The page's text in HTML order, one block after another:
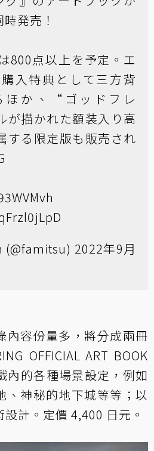
発売！
800点以上を予定。エ
入特典として三方背
ほか、“ゴッドフレ
描かれた額装入り高
する限定版も販売され
2022年9月
內容份量多，將分成兩冊
OFFICIAL ART BOOK
內的各種場景設定，例如
、神秘的地下城等等；以
計。定價 4,400 日元。